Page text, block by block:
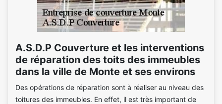
A.S.D.P Couverture et les interventions
de réparation des toits des immeubles
dans la ville de Monte et ses environs
Des opérations de réparation sont à réaliser au niveau des
toitures des immeubles. En effet, il est très important de